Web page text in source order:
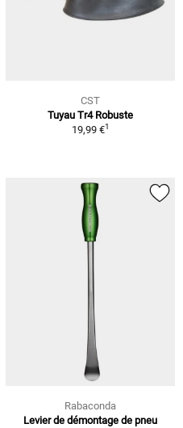
CST
Tuyau Tr4 Robuste
19,99 €1
Rabaconda
Levier de démontage de pneu